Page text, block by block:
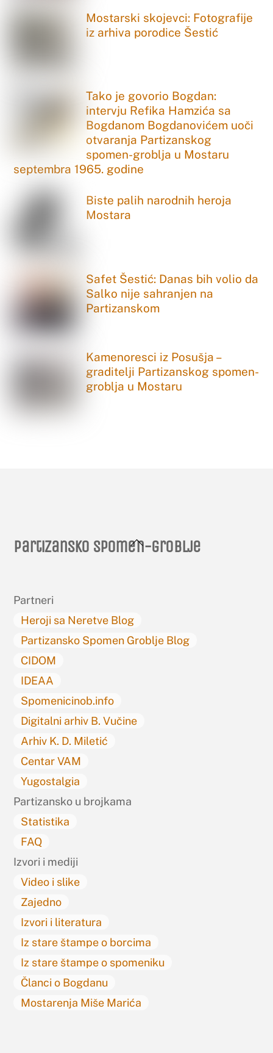
Mostarski skojevci: Fotografije
iz arhiva porodice Šestić
Tako je govorio Bogdan:
intervju Refika Hamzića sa
Bogdanom Bogdanovićem uoči
otvaranja Partizanskog
spomen-groblja u Mostaru
septembra 1965. godine
Biste palih narodnih heroja
Mostara
Safet Šestić: Danas bih volio da
Salko nije sahranjen na
Partizanskom
Kamenoresci iz Posušja –
graditelji Partizanskog spomen-
groblja u Mostaru
Back
Partizansko spomen-groblje
Partneri
Heroji sa Neretve Blog
Partizansko Spomen Groblje Blog
CIDOM
IDEAA
Spomenicinob.info
Digitalni arhiv B. Vučine
Arhiv K. D. Miletić
Centar VAM
Yugostalgia
Partizansko u brojkama
Statistika
FAQ
Izvori i mediji
Video i slike
Zajedno
Izvori i literatura
Iz stare štampe o borcima
Iz stare štampe o spomeniku
Članci o Bogdanu
Mostarenja Miše Marića